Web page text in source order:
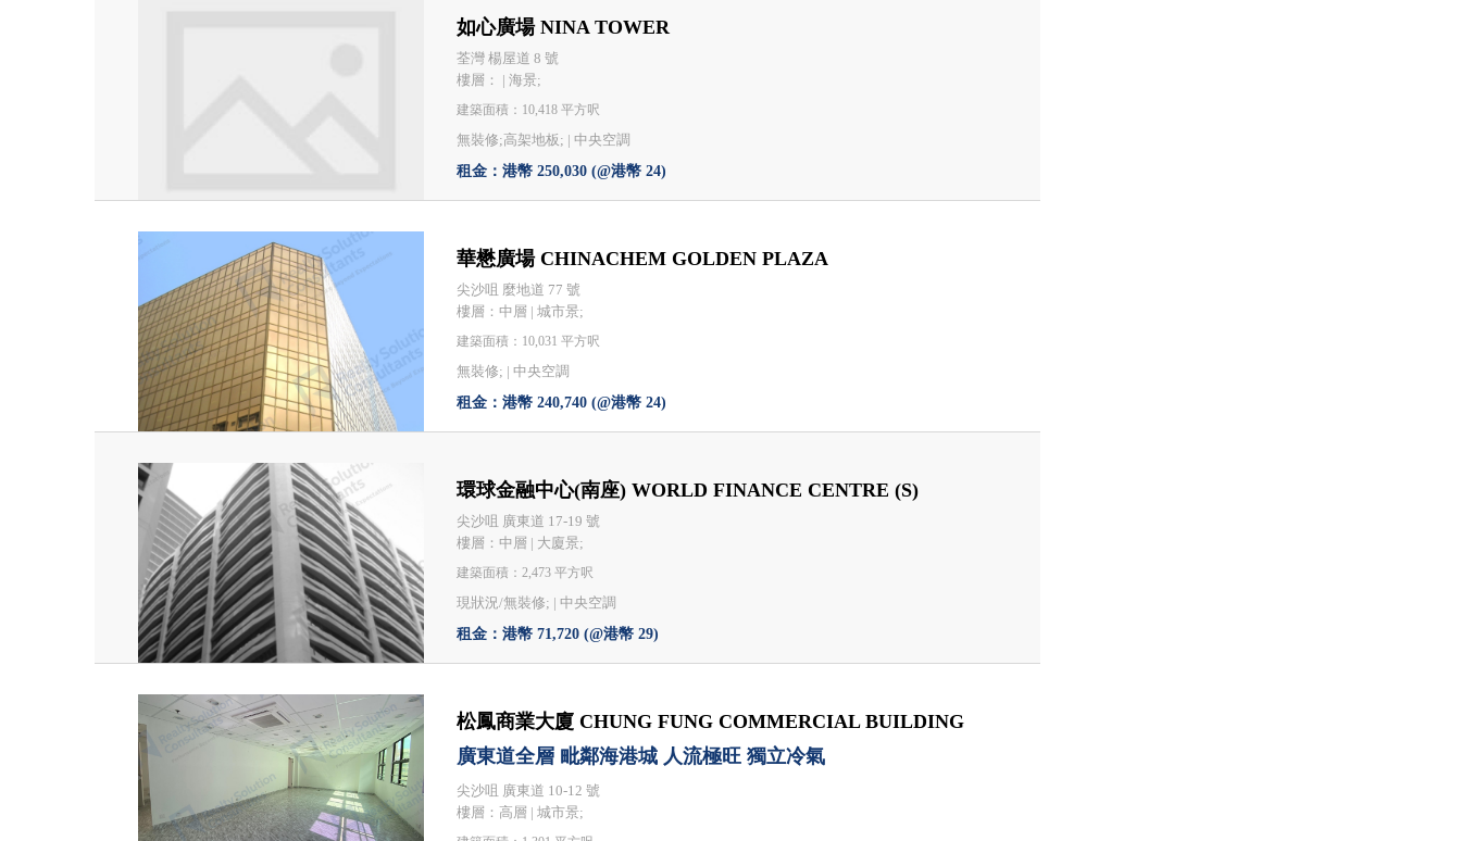
如心廣場 NINA TOWER
荃灣 楊屋道 8 號
樓層： | 海景;
建築面積：10,418 平方呎
無裝修;高架地板; |中央空調
租金：港幣 250,030 (@港幣 24)
華懋廣場 CHINACHEM GOLDEN PLAZA
尖沙咀 麼地道 77 號
樓層：中層 | 城市景;
建築面積：10,031 平方呎
無裝修; |中央空調
租金：港幣 240,740 (@港幣 24)
環球金融中心(南座) WORLD FINANCE CENTRE (S)
尖沙咀 廣東道 17-19 號
樓層：中層 | 大廈景;
建築面積：2,473 平方呎
現狀況/無裝修; |中央空調
租金：港幣 71,720 (@港幣 29)
松鳳商業大廈 CHUNG FUNG COMMERCIAL BUILDING
廣東道全層 毗鄰海港城 人流極旺 獨立冷氣
尖沙咀 廣東道 10-12 號
樓層：高層 | 城市景;